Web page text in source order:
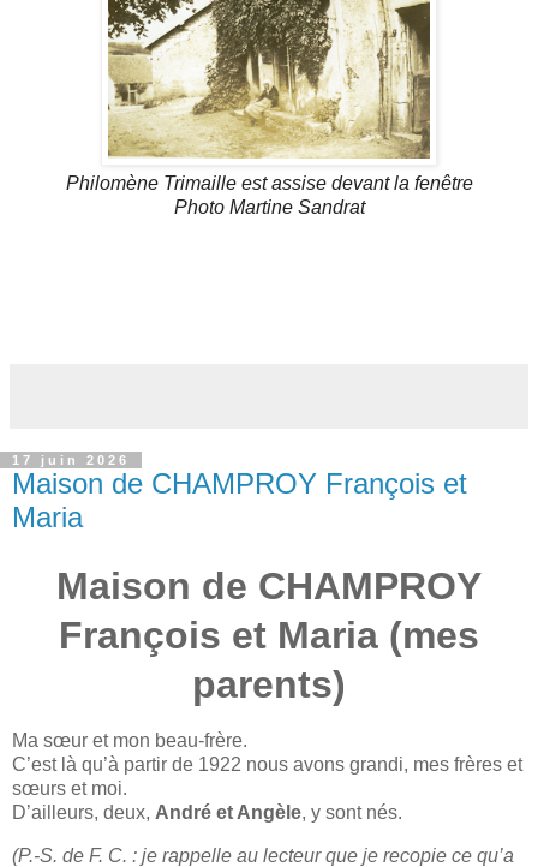
Philomène Trimaille est assise devant la fenêtre
Photo Martine Sandrat
17 juin 2026
Maison de CHAMPROY François et
Maria
Maison de CHAMPROY
François et Maria (mes
parents)
Ma sœur et mon beau-frère.
C’est là qu’à partir de 1922 nous avons grandi, mes frères et
sœurs et moi.
D’ailleurs, deux, André et Angèle, y sont nés.
(P.-S. de F. C. : je rappelle au lecteur que je recopie ce qu’a